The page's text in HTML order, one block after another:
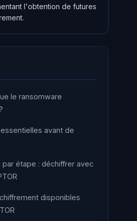
l'obtention de futures
le ransomware
avant de
par étape : déchiffrer avec
disponibles